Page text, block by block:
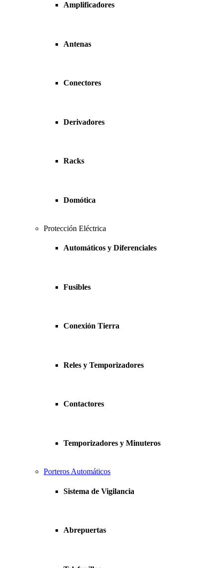
Amplificadores
Antenas
Conectores
Derivadores
Racks
Domótica
Protección Eléctrica
Automáticos y Diferenciales
Fusibles
Conexión Tierra
Reles y Temporizadores
Contactores
Temporizadores y Minuteros
Porteros Automáticos
Sistema de Vigilancia
Abrepuertas